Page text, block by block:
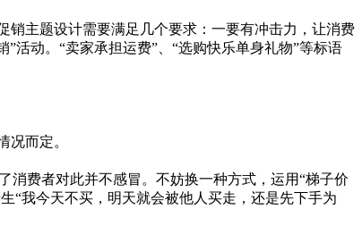
主题设计需要满足几个要求：一要有冲击力，让消费
活动。“卖家承担运费”、“选购快乐单身礼物”等标语
而定。
费者对此并不感冒。不妨换一种方式，运用“梯子价
“我今天不买，明天就会被他人买走，还是先下手为